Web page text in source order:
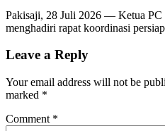
Pakisaji, 28 Juli 2026 — Ketua
menghadiri rapat koordinasi
Leave a Reply
Your email address will not be
marked *
Comment *